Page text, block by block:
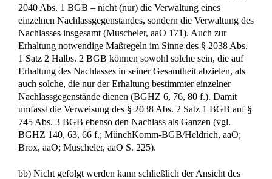
beabsichtigten Verkauf eine wirtschaftliche Beeinträchtigung
des Nachlasswertes zu besorgen gewesen wäre (vgl. BGH,
Urteil vom 12. Januar 1972 – IV ZR 1206/68 – LM Nr. 2/3
zu § 2120 BGB; vgl. ferner Urteil vom 17. September 1954
– V ZR 35/54 – LM Nr. 14 zu § 1004 BGB). Dafür reicht
der Umstand, dass der Landeswohlfahrtsverband H. als
Kostenträger für den unter Betreuung stehenden Bruder der
Parteien und Miterben zur Deckung seiner Kosten eine
Veräußerung des streitgegenständlichen Anwesens gewollt
und bereits in anderem Zusammenhang dem Bruder mit einer
Teilungsversteigerung gedroht hat, allerdings nicht aus.
Dieser in der Berufungsinstanz erstmals gehaltene –
grundsätzlich Berücksichtigung finden müssen (BGHZ 161,